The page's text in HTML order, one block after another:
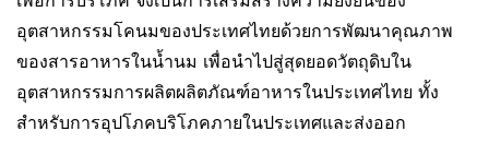
อุตสาหกรรมโคนมของประเทศไทยด้วยการพัฒนาคุณภาพ
ของสารอาหารในน้ำนม เพื่อนำไปสู่สุดยอดวัตถุดิบใน
อุตสาหกรรมการผลิตผลิตภัณฑ์อาหารในประเทศไทย ทั้ง
สำหรับการอุปโภคบริโภคภายในประเทศและส่งออก